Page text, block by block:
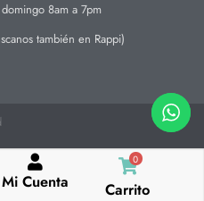
8am a 7pm
también en Rappi)
Mi Cuenta
0
Carrito